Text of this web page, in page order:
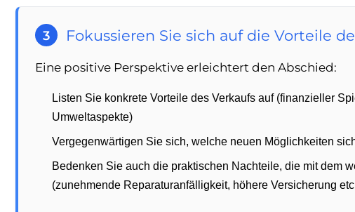
3 Fokussieren Sie sich auf die Vorteile
Eine positive Perspektive erleichtert den Abschied:
Listen Sie konkrete Vorteile des Verkaufs auf (finanzieller
Umweltaspekte)
Vergegenwärtigen Sie sich, welche neuen Möglichkeiten
Bedenken Sie auch die praktischen Nachteile, die mit dem
(zunehmende Reparaturanfälligkeit, höhere Versicherung